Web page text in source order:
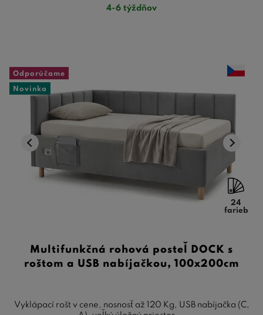
4-6 týždňov
Odporúčame
Novinka
24
farieb
Multifunkčná rohová posteľ DOCK s
roštom a USB nabíjačkou, 100x200cm
Vyklápací rošt v cene, nosnosť až 120 Kg, USB nabíjačka (C,